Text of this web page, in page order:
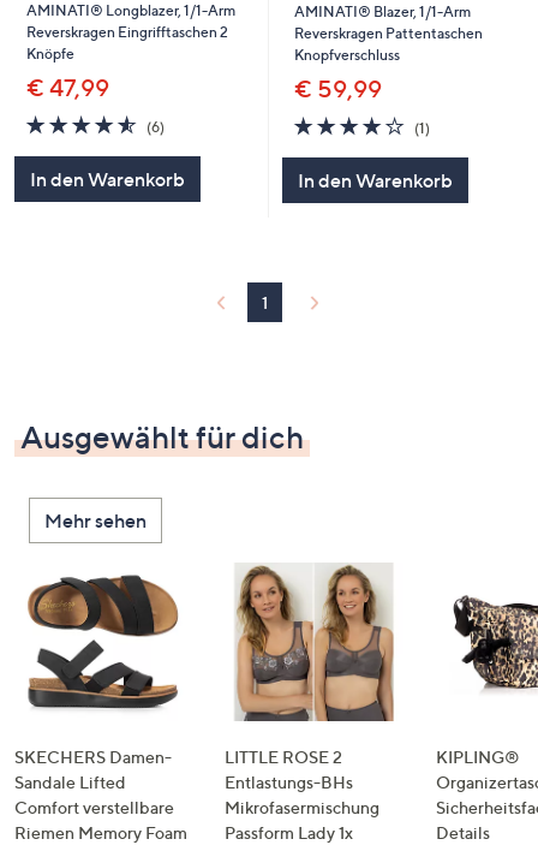
AMINATI® Longblazer, 1/1-Arm
Reverskragen Eingrifftaschen 2
Knöpfe
€ 47,99
4.5
von
(6)6
In den Warenkorb
AMINATI® Blazer, 1/1-Arm
Reverskragen Pattentaschen
Knopfverschluss
€ 59,99
4.0
von
(1)1
In den Warenkorb
1
Ausgewählt für dich
Mehr sehen
SKECHERS Damen-
Sandale Lifted
Comfort verstellbare
Riemen Memory Foam
LITTLE ROSE 2
Entlastungs-BHs
Mikrofasermischung
Passform Lady 1x
KIPLING®
Details